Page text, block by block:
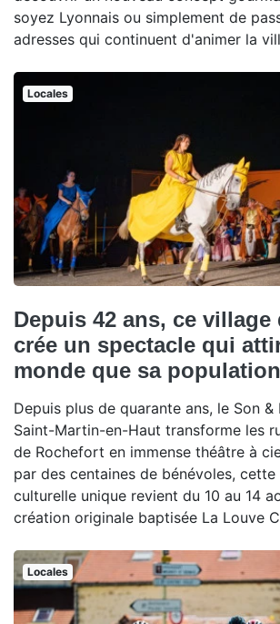
soyez Lyonnais ou simplement de
adresses qui continuent d'animer la
Locales
Depuis 42 ans, ce village
crée un spectacle qui
monde que sa population
Depuis plus de quarante ans, le Son &
Saint-Martin-en-Haut transforme les
de Rochefort en immense théâtre à
par des centaines de bénévoles, cette
culturelle unique revient du 10 au 14
création originale baptisée La Louve
Locales